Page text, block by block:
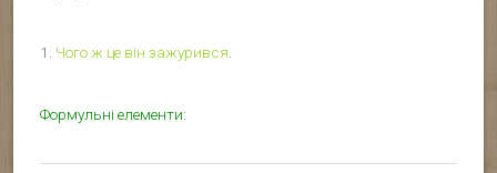
1. Чого ж це він зажурився
Формульні елементи: